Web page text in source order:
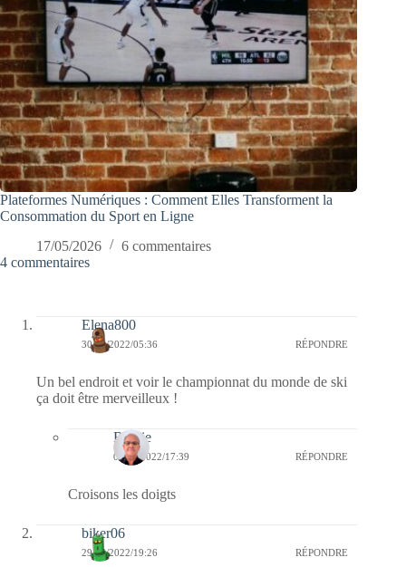
Plateformes Numériques : Comment Elles Transforment la
Consommation du Sport en Ligne
17/05/2026
6 commentaires
4 commentaires
Elena800
30/05/2022/05:36 RÉPONDRE
Un bel endroit et voir le championnat du monde de ski
ça doit être merveilleux !
Bernie
01/06/2022/17:39 RÉPONDRE
Croisons les doigts
biker06
29/05/2022/19:26 RÉPONDRE